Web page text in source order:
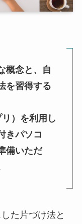
概念と、自
を習得する
）を利用し
きパソコ
備いただ
た片づけ法と